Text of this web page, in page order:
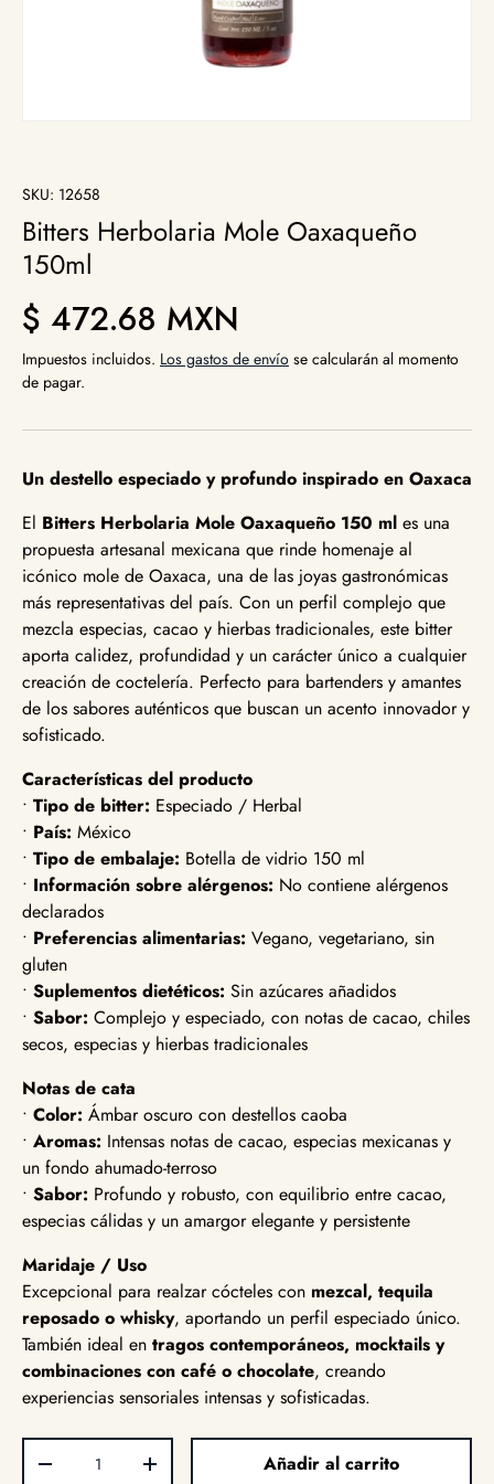
SKU: 12658
Bitters Herbolaria Mole Oaxaqueño
150ml
Precio normal
$ 472.68 MXN
Impuestos incluidos. Los gastos de envío se calcularán al momento
de pagar.
Un destello especiado y profundo inspirado en Oaxaca
El Bitters Herbolaria Mole Oaxaqueño 150 ml es una
propuesta artesanal mexicana que rinde homenaje al
icónico mole de Oaxaca, una de las joyas gastronómicas
más representativas del país. Con un perfil complejo que
mezcla especias, cacao y hierbas tradicionales, este bitter
aporta calidez, profundidad y un carácter único a cualquier
creación de coctelería. Perfecto para bartenders y amantes
de los sabores auténticos que buscan un acento innovador y
sofisticado.
Características del producto
• Tipo de bitter: Especiado / Herbal
• País: México
• Tipo de embalaje: Botella de vidrio 150 ml
• Información sobre alérgenos: No contiene alérgenos
declarados
• Preferencias alimentarias: Vegano, vegetariano, sin
gluten
• Suplementos dietéticos: Sin azúcares añadidos
• Sabor: Complejo y especiado, con notas de cacao, chiles
secos, especias y hierbas tradicionales
Notas de cata
• Color: Ámbar oscuro con destellos caoba
• Aromas: Intensas notas de cacao, especias mexicanas y
un fondo ahumado-terroso
• Sabor: Profundo y robusto, con equilibrio entre cacao,
especias cálidas y un amargor elegante y persistente
Maridaje / Uso
Excepcional para realzar cócteles con mezcal, tequila
reposado o whisky, aportando un perfil especiado único.
También ideal en tragos contemporáneos, mocktails y
combinaciones con café o chocolate, creando
experiencias sensoriales intensas y sofisticadas.
Disminuir cantidadAumentar la cantidadAñadir al carrito